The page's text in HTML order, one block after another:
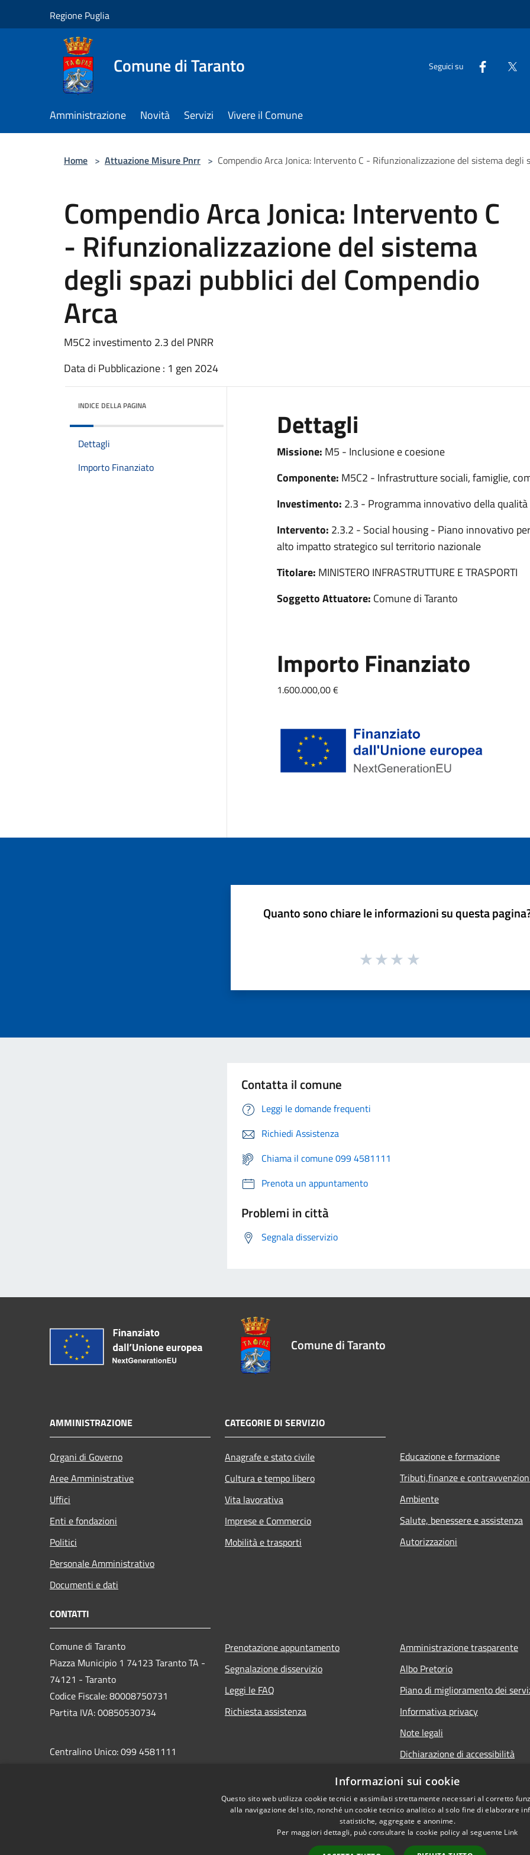
Regione Puglia
Comune di Taranto Seguici su
Amministrazione Novità Servizi Vivere il Comune
Home > Attuazione Misure Pnrr > Compendio Arca Jonica: Intervento C - Rifunzionalizzazione del sistema degli
Compendio Arca Jonica: Intervento C
- Rifunzionalizzazione del sistema
degli spazi pubblici del Compendio
Arca
M5C2 investimento 2.3 del PNRR
Data di Pubblicazione : 1 gen 2024
INDICE DELLA PAGINA
Dettagli
Importo Finanziato
Dettagli
Missione: M5 - Inclusione e coesione
Componente: M5C2 - Infrastrutture sociali, famiglie,
Investimento: 2.3 - Programma innovativo della qualità
Intervento: 2.3.2 - Social housing - Piano innovativo
alto impatto strategico sul territorio nazionale
Titolare: MINISTERO INFRASTRUTTURE E TRASPORTI
Soggetto Attuatore: Comune di Taranto
Importo Finanziato
1.600.000,00 €
Quanto sono chiare le informazioni su questa
Contatta il comune
Leggi le domande frequenti
Richiedi Assistenza
Chiama il comune 099 4581111
Prenota un appuntamento
Problemi in città
Segnala disservizio
Comune di Taranto
AMMINISTRAZIONE
Organi di Governo
Aree Amministrative
Uffici
Enti e fondazioni
Politici
Personale Amministrativo
Documenti e dati
CATEGORIE DI SERVIZIO
Anagrafe e stato civile
Cultura e tempo libero
Vita lavorativa
Imprese e Commercio
Mobilità e trasporti
Educazione e formazione
Tributi,finanze e
Ambiente
Salute, benessere e assistenza
Autorizzazioni
CONTATTI
Comune di Taranto
Piazza Municipio 1 74123 Taranto TA -
74121 - Taranto
Codice Fiscale: 80008750731
Partita IVA: 00850530734
Centralino Unico: 099 4581111
protocollo.comunetaranto@pec.rupar.puglia.it
Prenotazione appuntamento
Segnalazione disservizio
Leggi le FAQ
Richiesta assistenza
Amministrazione trasparente
Albo Pretorio
Piano di miglioramento dei
Informativa privacy
Note legali
Dichiarazione di accessibilità
Informativa sulla
Informazioni sui cookie
Questo sito web utilizza cookie tecnici e assimilati strettamente necessari al corretto
alla navigazione del sito, nonché un cookie tecnico analitico al solo fine di elaborare
statistiche, aggregate e anonime.
Per maggiori dettagli, può consultare la cookie policy al seguente Link